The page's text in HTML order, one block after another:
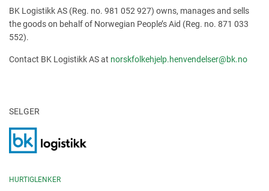
BK Logistikk AS (Reg. no. 981 052 927) owns, manages and sells
the goods on behalf of Norwegian People’s Aid (Reg. no. 871 033
552).
Contact BK Logistikk AS at norskfolkehjelp.henvendelser@bk.no
SELGER
HURTIGLENKER